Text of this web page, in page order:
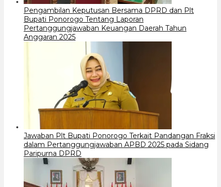
Pengambilan Keputusan Bersama DPRD dan Plt
Bupati Ponorogo Tentang Laporan
Pertanggungjawaban Keuangan Daerah Tahun
Anggaran 2025
Jawaban Plt Bupati Ponorogo Terkait Pandangan Fraksi
dalam Pertanggungjawaban APBD 2025 pada Sidang
Paripurna DPRD